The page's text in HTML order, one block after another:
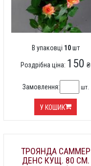
В упаковці 10шт
Роздрібна ціна: 150 ₴
Замовлення: шт.
У КОШИК
ТРОЯНДА САММЕР
ДЕНС КУЩ. 80 СМ.